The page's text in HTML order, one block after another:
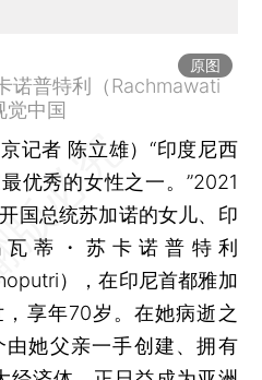
原图
诺普特利（Rachmawati
中国
记者 陈立雄）“印度尼西
优秀的女性之一。”2021
国总统苏加诺的女儿、印
蒂・苏卡诺普特利
），在印尼首都雅加
享年70岁。在她病逝之
她父亲一手创建、拥有